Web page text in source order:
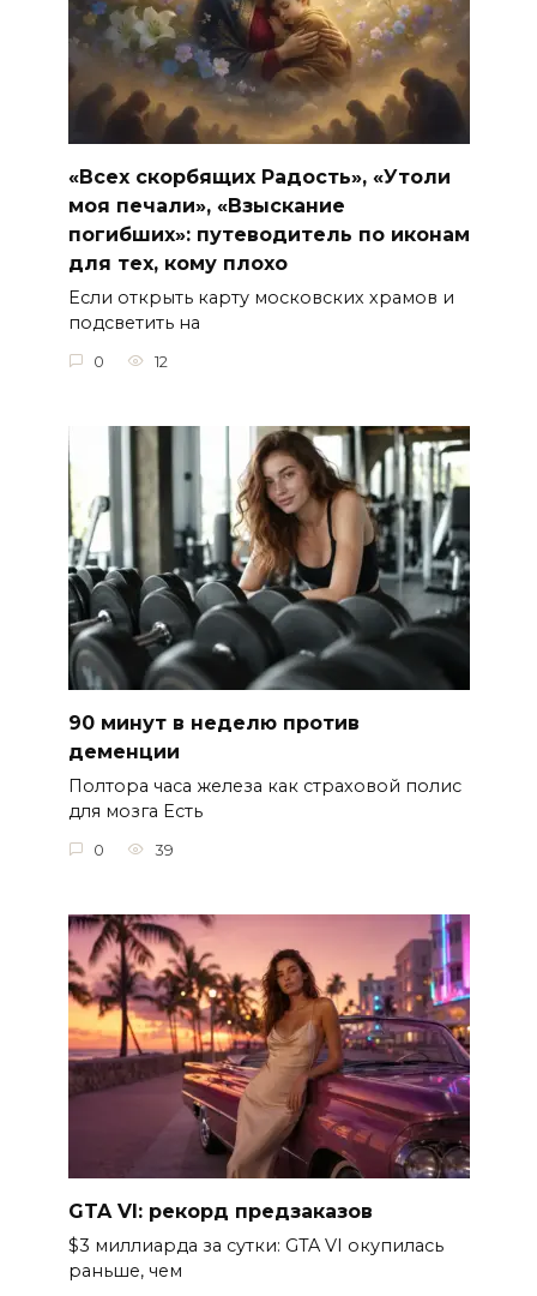
«Всех скорбящих Радость», «Утоли
моя печали», «Взыскание
погибших»: путеводитель по иконам
для тех, кому плохо
Если открыть карту московских храмов и
подсветить на
0 12
90 минут в неделю против
деменции
Полтора часа железа как страховой полис
для мозга Есть
0 39
GTA VI: рекорд предзаказов
$3 миллиарда за сутки: GTA VI окупилась
раньше, чем